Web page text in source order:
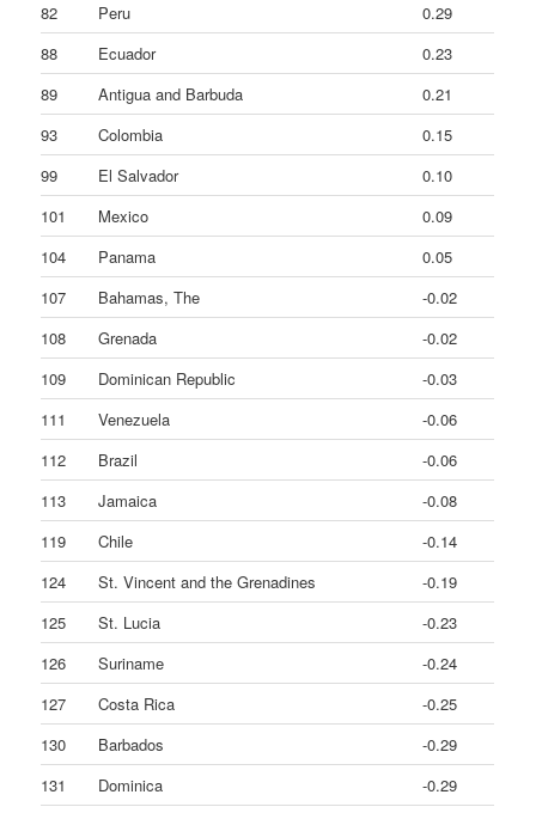
82
Peru
0.29
88
Ecuador
0.23
89
Antigua and Barbuda
0.21
93
Colombia
0.15
99
El Salvador
0.10
101
Mexico
0.09
104
Panama
0.05
107
Bahamas, The
-0.02
108
Grenada
-0.02
109
Dominican Republic
-0.03
111
Venezuela
-0.06
112
Brazil
-0.06
113
Jamaica
-0.08
119
Chile
-0.14
124
St. Vincent and the Grenadines
-0.19
125
St. Lucia
-0.23
126
Suriname
-0.24
127
Costa Rica
-0.25
130
Barbados
-0.29
131
Dominica
-0.29